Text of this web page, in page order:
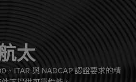
太
、ITAR 與 NADCAP 認證要求的精